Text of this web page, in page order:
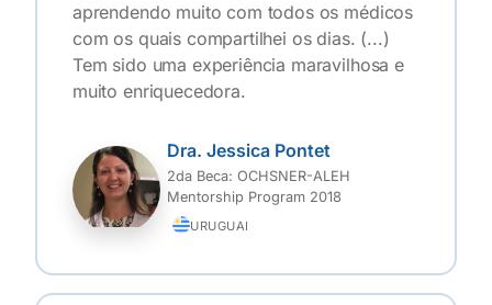
aprendendo muito com todos os médicos
com os quais compartilhei os dias. (...)
Tem sido uma experiência maravilhosa e
muito enriquecedora.
Dra. Jessica Pontet
2da Beca: OCHSNER-ALEH
Mentorship Program 2018
URUGUAI